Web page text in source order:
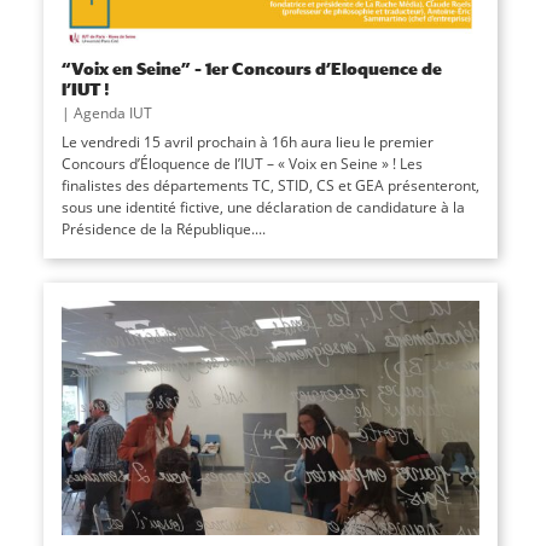
“Voix en Seine” – 1er Concours d’Eloquence de
l’IUT !
| Agenda IUT
Le vendredi 15 avril prochain à 16h aura lieu le premier
Concours d’Éloquence de l’IUT – « Voix en Seine » ! Les
finalistes des départements TC, STID, CS et GEA présenteront,
sous une identité fictive, une déclaration de candidature à la
Présidence de la République....